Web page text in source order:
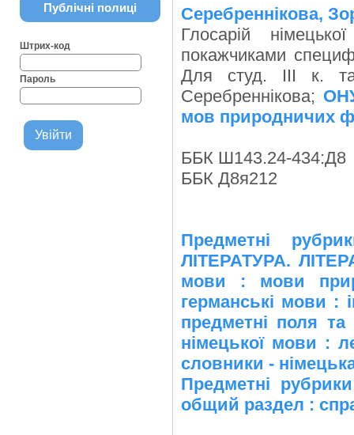
Публічні полиці
Штрих-код
Пароль
Серебреннікова,
Глосарій
покажчиками
Для студ. III к.
Серебреннікова;
мов природничих
ББК Ш143.24-434:Д8
ББК Д8я212
Предметні
ЛІТЕРАТУРА.
мови : мови
германські мови :
предметні поля
німецької мови :
словники -
Предметні
общий раздел :